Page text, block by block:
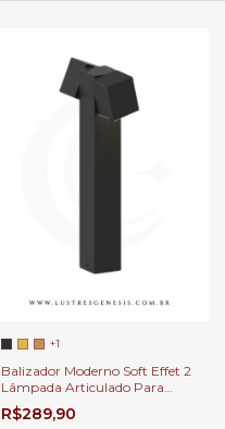
+1
Balizador Moderno Soft Effet 2
Lâmpada Articulado Para
Jardim, Passarela, Corredor,
Escada e Área Externa
R$289,90